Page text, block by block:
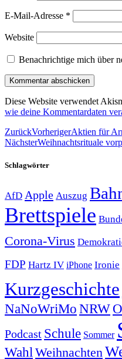
E-Mail-Adresse *
Website
Benachrichtige mich über
Diese Website verwendet
wie deine Kommentardaten
ZurückVorherigerAktien für
NächsterWeihnachtsrituale
Schlagwörter
AfD Apple Auszug
Brettspiele
Corona-Virus
FDP Hartz IV iPhone Ironie
Kurzgeschichte
NaNoWriMo NRW
Podcast Schule Sommer
Wahl Weihnachten